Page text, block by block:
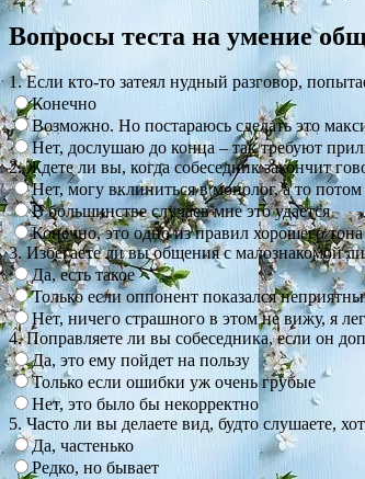
Вопросы теста на умение
1. Если кто-то затеял нудный разговор,
Конечно
Возможно. Но постараюсь сделать это
Нет, дослушаю до конца – так требуют
2. Ждете ли вы, когда собеседник закончит
Нет, могу вклиниться в монолог, а то потом
В большинстве случаев мне это удается
Конечно, это одно из правил хорошего тона
3. Избегаете ли вы общения с малознакомой
Да, есть такое
Только если оппонент показался
Нет, ничего страшного в этом не вижу, я
4. Поправляете ли вы собеседника, если он
Да, это ему пойдет на пользу
Только если ошибки уж очень грубые
Нет, это было бы некорректно
5. Часто ли вы делаете вид, будто слушаете,
Да, частенько
Редко, но бывает